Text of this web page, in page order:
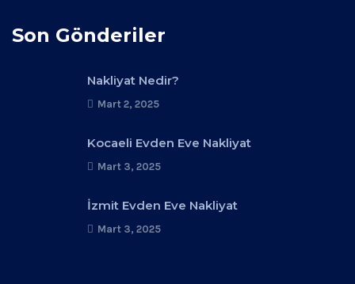
Son Gönderiler
Nakliyat Nedir?
Mart 2, 2025
Kocaeli Evden Eve Nakliyat
Mart 3, 2025
İzmit Evden Eve Nakliyat
Mart 3, 2025